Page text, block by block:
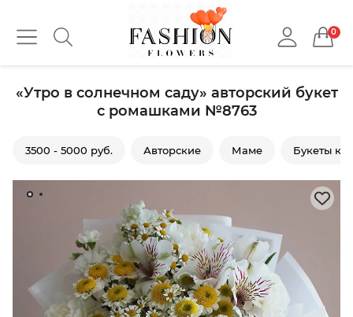
0
«Утро в солнечном саду» авторский букет
с ромашками №8763
3500 - 5000 руб. Авторские Маме Букеты